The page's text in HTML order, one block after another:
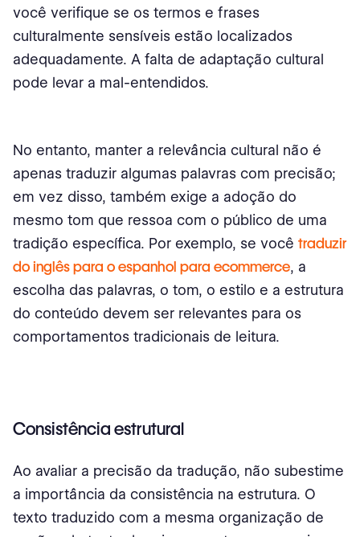
você verifique se os termos e frases
culturalmente sensíveis estão localizados
adequadamente. A falta de adaptação cultural
pode levar a mal-entendidos.
No entanto, manter a relevância cultural não é
apenas traduzir algumas palavras com precisão;
em vez disso, também exige a adoção do
mesmo tom que ressoa com o público de uma
tradição específica. Por exemplo, se você traduzir
do inglês para o espanhol para ecommerce, a
escolha das palavras, o tom, o estilo e a estrutura
do conteúdo devem ser relevantes para os
comportamentos tradicionais de leitura.
Consistência estrutural
Ao avaliar a precisão da tradução, não subestime
a importância da consistência na estrutura. O
texto traduzido com a mesma organização de